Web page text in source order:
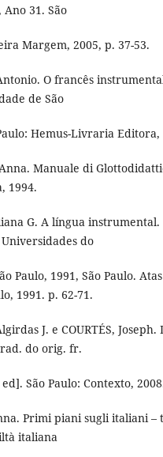
Ano 31. São
Margem, 2005, p. 37-53.
O francês
de São
Hemus-Livraria Editora,
Manuale di
1994.
G. A língua
do
Paulo, 1991, São Paulo.
1991. p. 62-71.
J. e COURTÉS,
do orig. fr.
ed]. São Paulo: Contexto,
Primi piani sugli italiani
italiana